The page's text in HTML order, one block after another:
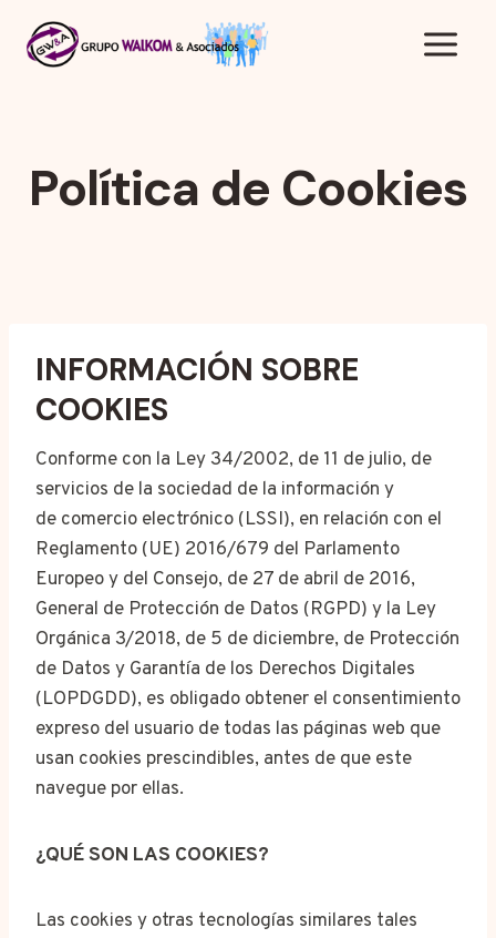
contenido
Política de Cookies
INFORMACIÓN SOBRE
COOKIES
Conforme con la Ley 34/2002, de 11 de julio, de
servicios de la sociedad de la información y
de comercio electrónico (LSSI), en relación con el
Reglamento (UE) 2016/679 del Parlamento
Europeo y del Consejo, de 27 de abril de 2016,
General de Protección de Datos (RGPD) y la Ley
Orgánica 3/2018, de 5 de diciembre, de Protección
de Datos y Garantía de los Derechos Digitales
(LOPDGDD), es obligado obtener el consentimiento
expreso del usuario de todas las páginas web que
usan cookies prescindibles, antes de que este
navegue por ellas.
¿QUÉ SON LAS COOKIES?
Las cookies y otras tecnologías similares tales